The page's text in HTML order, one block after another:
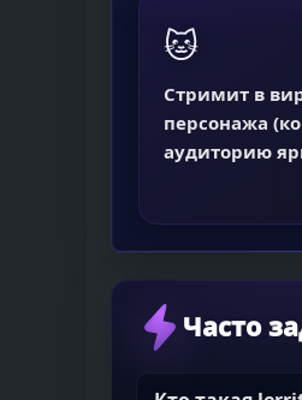
🐱
Стримит в
персонажа
аудиторию
Часто